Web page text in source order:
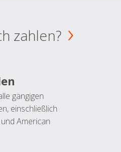
zahlen?
gängigen
einschließlich
American